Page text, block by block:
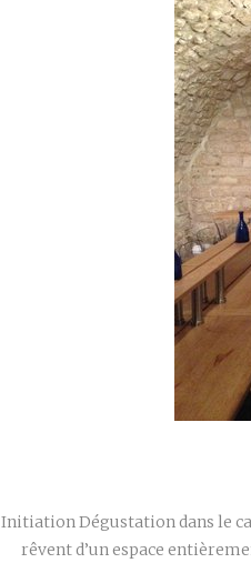
Initiation Dégustation dans le
rêvent d’un espace